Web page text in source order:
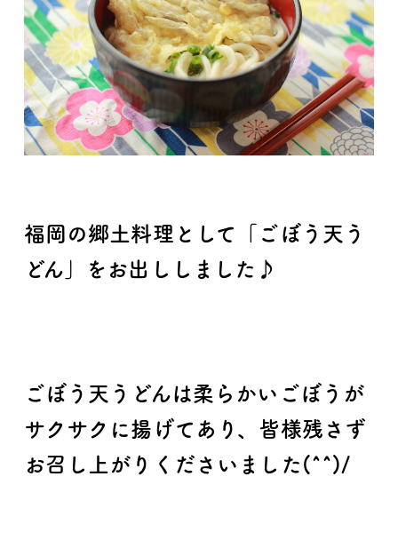
福岡の郷土料理として「ごぼう天う
どん」をお出ししました♪
ごぼう天うどんは柔らかいごぼうが
サクサクに揚げてあり、皆様残さず
お召し上がりくださいました(^^)/